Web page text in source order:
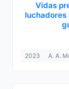
Vidas
luchadores
2023 A. A.